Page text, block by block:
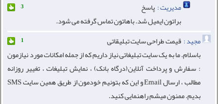
مدیریت : پاسخ 3
براتون ایمیل شد. باهاتون تماس گرفته می شود.
مجید : قیمت طراحی سایت تبلیقاتی 1
باسلام. ما به یک سایت تبلیغاتی نیاز داریم که از جمله امکانات مورد نیازمون
: سفارش و پرداخت آنلاین(درگاه بانک) ، نمایش تبلیغات ، تغییر روزانه
مطالب ، ارسال Email و این که بتونیم خودمون از طریق همین سایت SMS
بدیم. ممنون میشم راهنمایی کنید.